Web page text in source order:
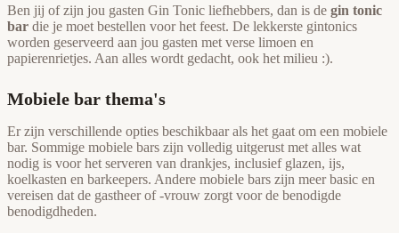
Ben jij of zijn jou gasten Gin Tonic liefhebbers, dan is de gin tonic
bar die je moet bestellen voor het feest. De lekkerste gintonics
worden geserveerd aan jou gasten met verse limoen en
papierenrietjes. Aan alles wordt gedacht, ook het milieu :).
Mobiele bar thema's
Er zijn verschillende opties beschikbaar als het gaat om een mobiele
bar. Sommige mobiele bars zijn volledig uitgerust met alles wat
nodig is voor het serveren van drankjes, inclusief glazen, ijs,
koelkasten en barkeepers. Andere mobiele bars zijn meer basic en
vereisen dat de gastheer of -vrouw zorgt voor de benodigde
benodigdheden.